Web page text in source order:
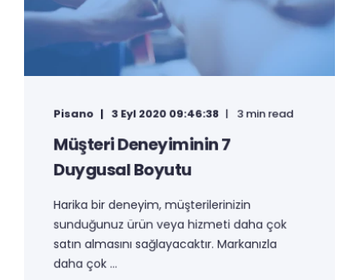
Pisano 3 Eyl 2020 09:46:38 3 min read
Müşteri Deneyiminin 7
Duygusal Boyutu
Harika bir deneyim, müşterilerinizin
sunduğunuz ürün veya hizmeti daha çok
satın almasını sağlayacaktır. Markanızla
daha çok ...